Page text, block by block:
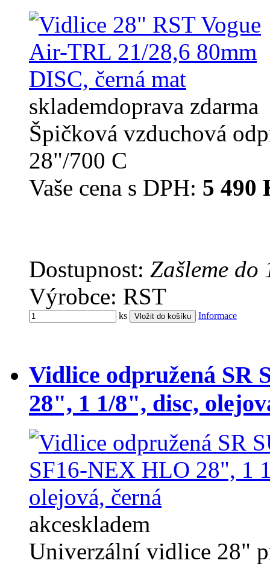
sklademdoprava zdarma
Špičková vzduchová
28"/700 C
Vaše cena s DPH: 5 490
Dostupnost: Zašleme do
Výrobce: RST
ks Informace
Vidlice odpružená SR
28", 1 1/8", disc,
akceskladem
Univerzální vidlice 28"